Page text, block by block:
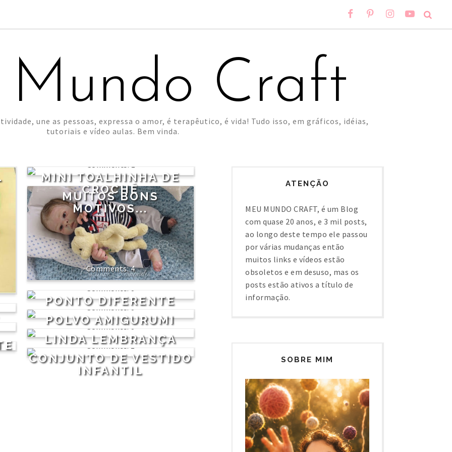
Mundo Craft
une as pessoas, expressa o amor, é terapêutico, é vida! Tudo isso, em gráficos, idéias,
tutoriais e vídeo aulas. Bem vinda.
MINI TOALHINHA DE
CROCHÊ
MUITOS BONS
MOTIVOS...
4
PONTO DIFERENTE
POLVO AMIGURUMI
0
LINDA LEMBRANÇA
0
CONJUNTO DE VESTIDO
INFANTIL
1
ATENÇÃO
MEU MUNDO CRAFT, é um Blog
com quase 20 anos, e 3 mil posts,
ao longo deste tempo ele passou
por várias mudanças então
muitos links e vídeos estão
obsoletos e em desuso, mas os
posts estão ativos a título de
informação.
SOBRE MIM